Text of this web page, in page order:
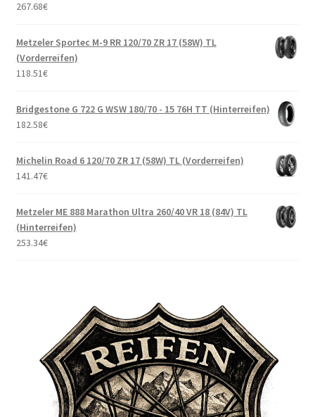
267.68€
Metzeler Sportec M-9 RR 120/70 ZR 17 (58W) TL
(Vorderreifen)
118.51€
Bridgestone G 722 G WSW 180/70 - 15 76H TT (Hinterreifen)
182.58€
Michelin Road 6 120/70 ZR 17 (58W) TL (Vorderreifen)
141.47€
Metzeler ME 888 Marathon Ultra 260/40 VR 18 (84V) TL
(Hinterreifen)
253.34€